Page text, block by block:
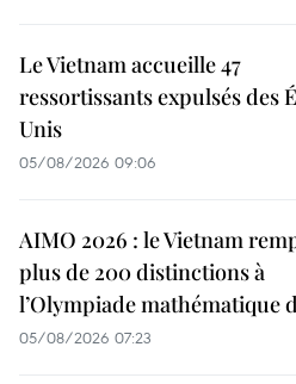
Le Vietnam accueille 47
ressortissants expulsés des
Unis
05/08/2026 09:06
AIMO 2026 : le Vietnam
plus de 200 distinctions à
l’Olympiade mathématique
05/08/2026 07:23